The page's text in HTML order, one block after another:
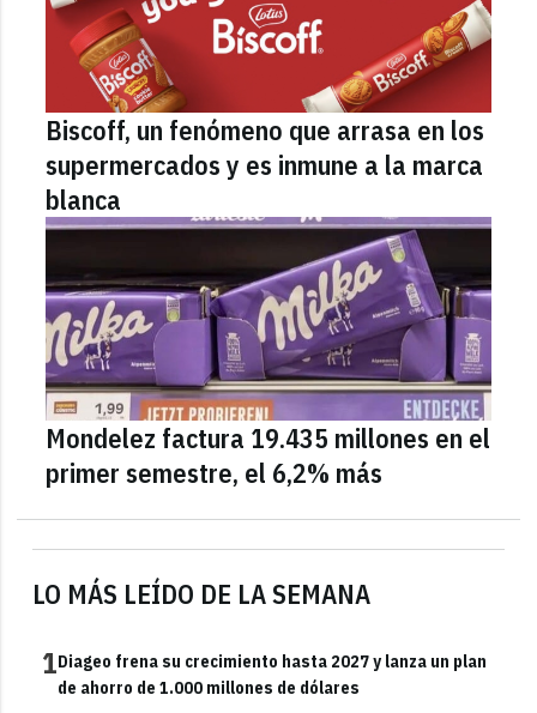
LO MÁS LEÍDO DE LA SEMANA
1Diageo frena su crecimiento hasta 2027 y lanza un plan
de ahorro de 1.000 millones de dólares
Biscoff, un fenómeno que arrasa en los
supermercados y es inmune a la marca
blanca
Mondelez factura 19.435 millones en el
primer semestre, el 6,2% más